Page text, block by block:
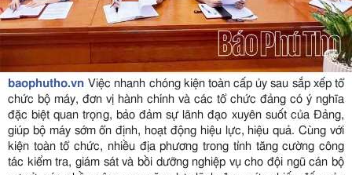
baophutho.vn Việc nhanh chóng kiện toàn cấp ủy sau sắp xếp tổ
chức bộ máy, đơn vị hành chính và các tổ chức đảng có ý nghĩa
đặc biệt quan trọng, bảo đảm sự lãnh đạo xuyên suốt của Đảng,
giúp bộ máy sớm ổn định, hoạt động hiệu lực, hiệu quả. Cùng với
kiện toàn tổ chức, nhiều địa phương trong tỉnh tăng cường công
tác kiểm tra, giám sát và bồi dưỡng nghiệp vụ cho đội ngũ cán bộ